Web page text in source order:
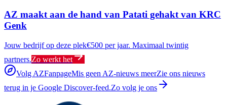
AZ maakt aan de hand van Patati gehakt van KRC
Genk
Jouw bedrijf op deze plek€500 per jaar. Maximaal twintig
partners.Zo werkt het
Volg AZFanpageMis geen AZ-nieuws meerZie ons nieuws
terug in je Google Discover-feed.Zo volg je ons